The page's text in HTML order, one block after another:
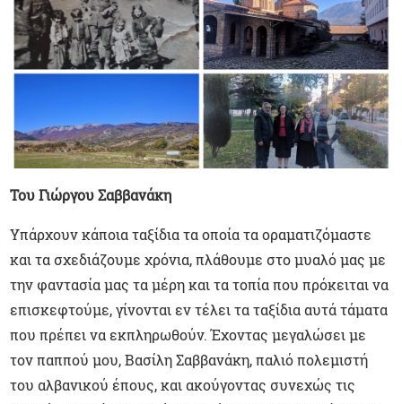
Του Γιώργου Σαββανάκη
Υπάρχουν κάποια ταξίδια τα οποία τα οραματιζόμαστε
και τα σχεδιάζουμε χρόνια, πλάθουμε στο μυαλό μας με
την φαντασία μας τα μέρη και τα τοπία που πρόκειται να
επισκεφτούμε, γίνονται εν τέλει τα ταξίδια αυτά τάματα
που πρέπει να εκπληρωθούν. Έχοντας μεγαλώσει με
τον παππού μου, Βασίλη Σαββανάκη, παλιό πολεμιστή
του αλβανικού έπους, και ακούγοντας συνεχώς τις